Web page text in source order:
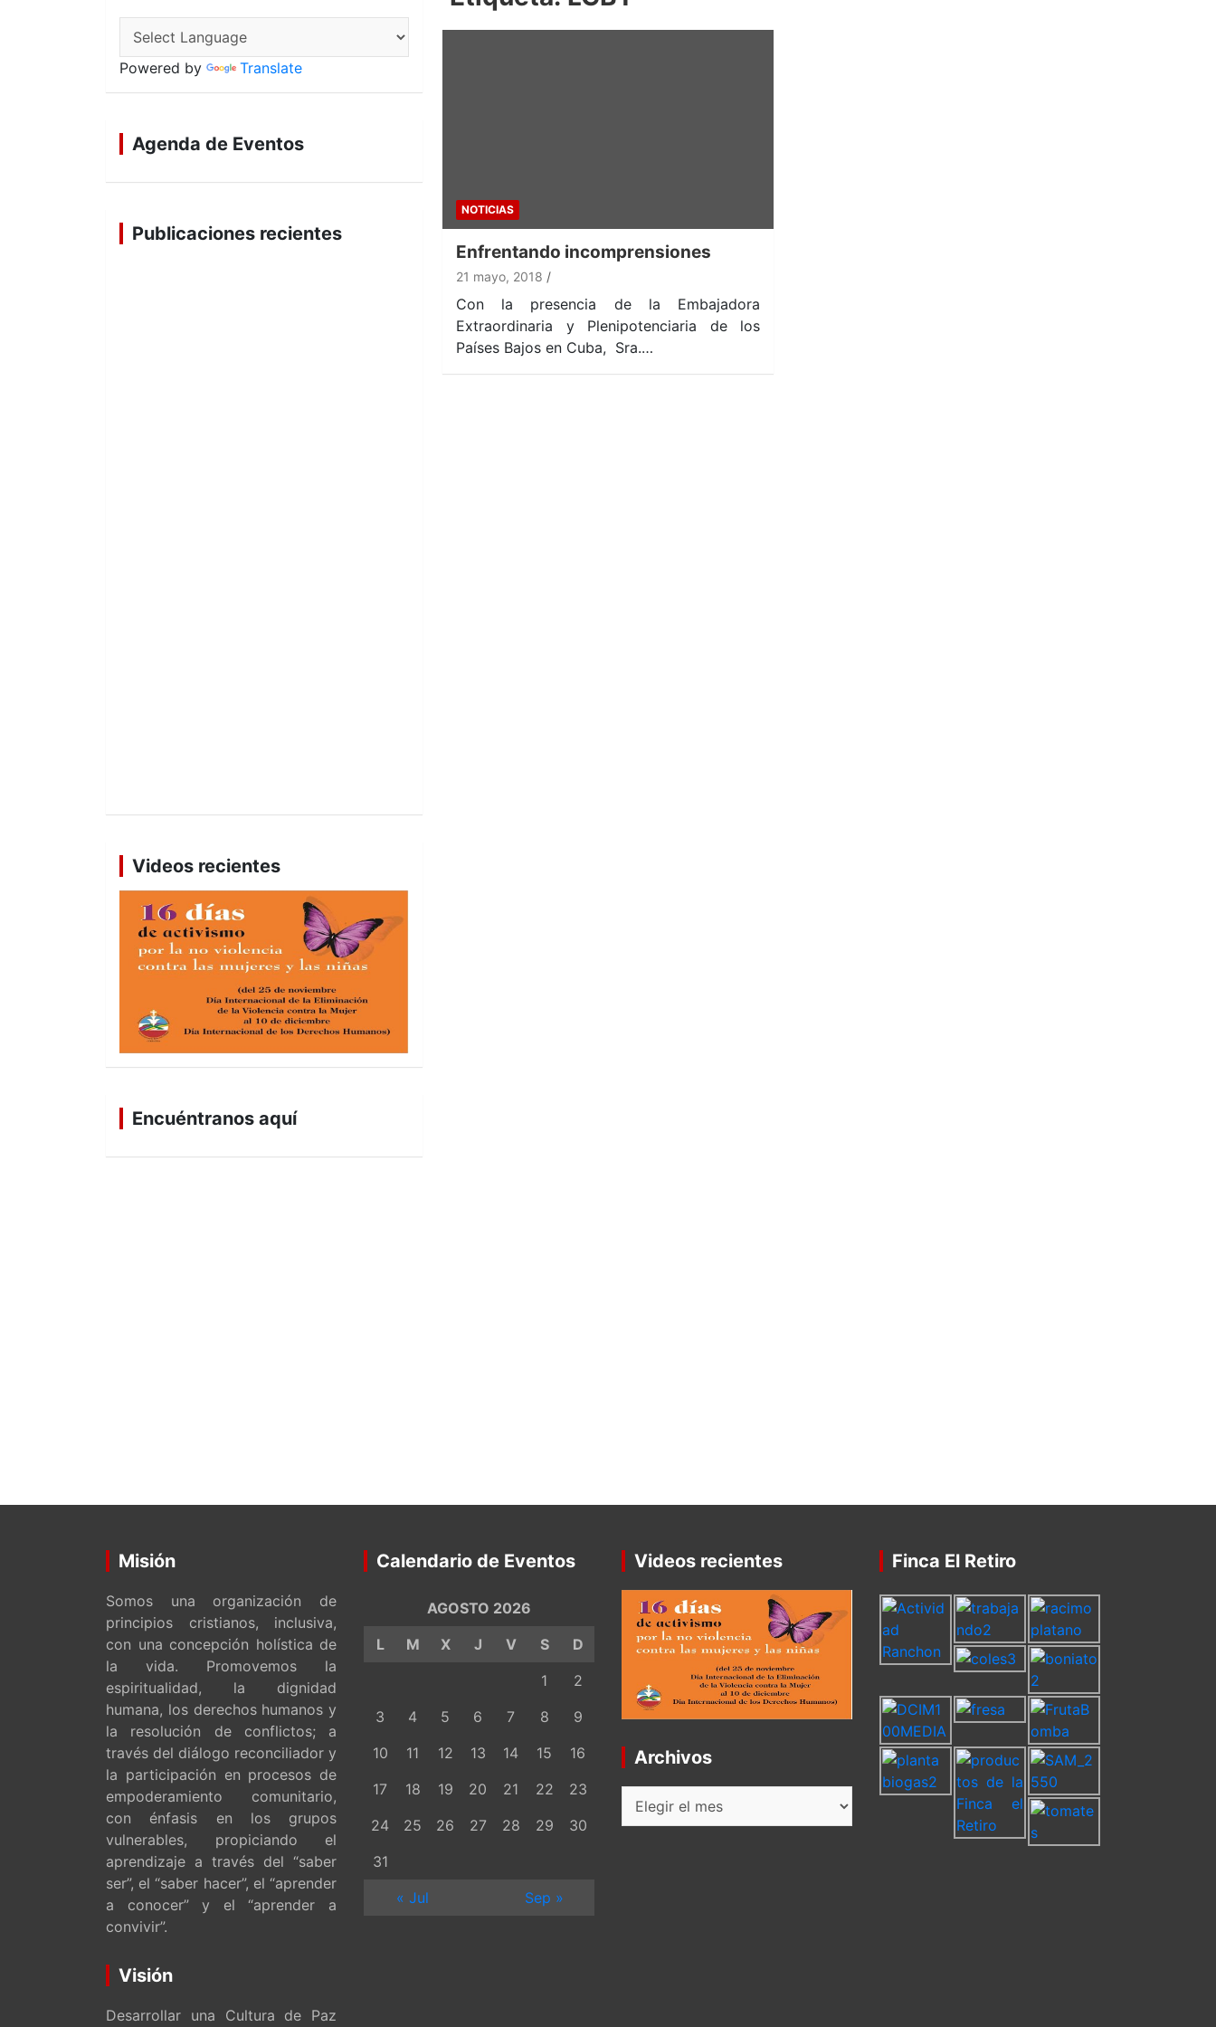
NOTICIAS
Enfrentando incomprensiones
21 mayo, 2018
Con la presencia de la Embajadora
Extraordinaria y Plenipotenciaria de los
Países Bajos en Cuba, Sra.…
Powered by Translate
Agenda de Eventos
Publicaciones recientes
Videos recientes
Encuéntranos aquí
Misión
Somos una organización de
principios cristianos, inclusiva,
con una concepción holística de
la vida. Promovemos la
espiritualidad, la dignidad
humana, los derechos humanos y
la resolución de conflictos; a
través del diálogo reconciliador y
la participación en procesos de
empoderamiento comunitario,
con énfasis en los grupos
vulnerables, propiciando el
aprendizaje a través del “saber
ser”, el “saber hacer”, el “aprender
a conocer” y el “aprender a
convivir”.
Visión
Desarrollar una Cultura de Paz
Calendario de Eventos
AGOSTO 2026
L
M X J V S
D
1
2
3
4 5 6 7 8
9
10
11 12 13 14 15
16
17
18 19 20 21 22
23
24
25 26 27 28 29
30
31
« Jul
Sep »
Videos recientes
Archivos
Archivos
Finca El Retiro